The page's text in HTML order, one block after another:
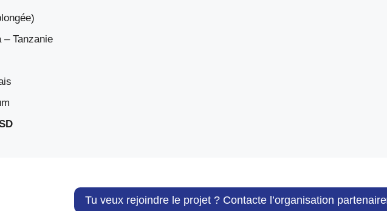
– Tanzanie
Tu veux rejoindre le projet ? Contacte l’organisation partenaire